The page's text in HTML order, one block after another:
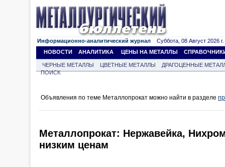
Информационно-аналитический журнал Суббота, 08 Август 2026 г.
НОВОСТИ
АНАЛИТИКА ЦЕНЫ НА МЕТАЛЛЫ
ЧЕРНЫЕ МЕТАЛЛЫ ЦВЕТНЫЕ МЕТАЛЛЫ
ДРАГОЦЕННЫЕ
ПОИСК
Объявления по теме Металлопрокат можно найти в разделе
Металлопрокат: Нержавейка,
низким ценам